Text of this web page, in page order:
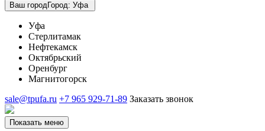
Ваш городГород: Уфа
Уфа
Стерлитамак
Нефтекамск
Октябрьский
Оренбург
Магнитогорск
sale@tpufa.ru +7 965 929-71-89 Заказать звонок
Показать меню